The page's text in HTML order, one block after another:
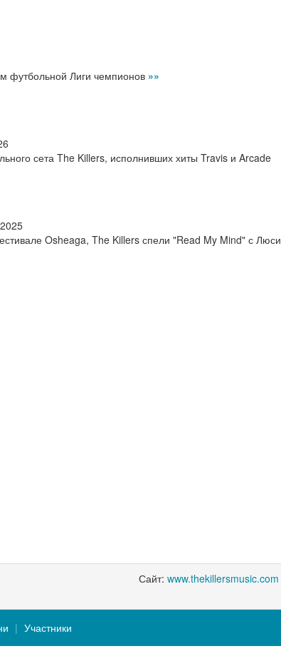
футбольной Лиги чемпионов »»
сета The Killers, исполнивших хиты Travis и Arcade
Osheaga, The Killers спели "Read My Mind" с Люси
Сайт: www.thekillersmusic.com
Участники